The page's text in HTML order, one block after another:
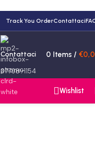
Track You OrderContattaci
Contattaci
3770891154
0 Items / €
Wishlist